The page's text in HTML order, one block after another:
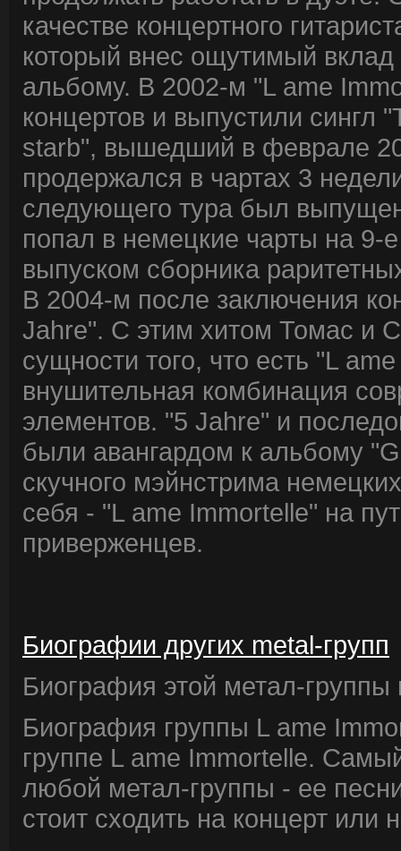
качестве концертного
который внес ощутимый
альбому. В 2002-м "L ame
концертов и выпустили сингл
starb", вышедший в феврале
продержался в чартах 3
следующего тура был
попал в немецкие чарты на 9-
выпуском сборника
В 2004-м после заключения
Jahre". С этим хитом Томас и
сущности того, что есть "L
внушительная комбинация
элементов. "5 Jahre" и
были авангардом к альбому
скучного мэйнстрима
себя - "L ame Immortelle" на
приверженцев.
Биографии других metal-групп
Биография этой метал-группы
Биография группы L ame
группе L ame Immortelle.
любой метал-группы - ее
стоит сходить на концерт или